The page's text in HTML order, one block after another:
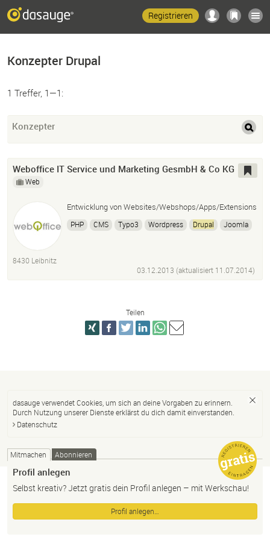
Registrieren
Konzepter Drupal
1 Treffer, 1—1:
Konzepter
Weboffice IT Service und Marketing GesmbH & Co KG
Web
Entwicklung von Websites/Webshops/Apps/Extensions
PHP CMS Typo3 Wordpress Drupal
Joomla
8430 Leibnitz
03.12.2013 (aktualisiert 11.07.2014)
Teilen
dasauge verwendet Cookies, um sich an deine Vorgaben zu erinnern.
Durch Nutzung unserer Dienste erklärst du dich damit einverstanden.
Datenschutz
Mitmachen Abonnieren
Profil anlegen
Selbst kreativ? Jetzt gratis dein Profil anlegen – mit Werkschau!
Profil anlegen…